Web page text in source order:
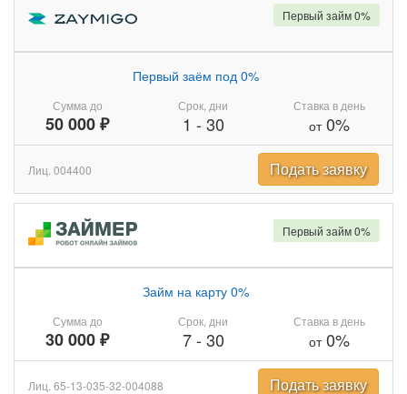
Сумма до
50 000 ₽
Первый заём под 0%
Срок, дни
1 - 30
Ставка в день
от0%
Первый займ 0%
Лиц. 004400 Подать заявку
Сумма до
30 000 ₽
Займ на карту 0%
Срок, дни
7- 30
Ставка в день
от0%
Первый займ 0%
Лиц. 65-13-035-32-004088 Подать заявку